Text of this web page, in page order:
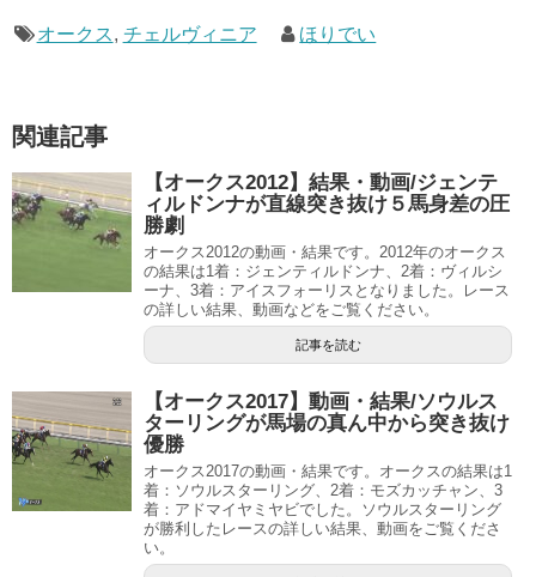
オークス, チェルヴィニア ほりでい
関連記事
【オークス2012】結果・動画/ジェンテ
ィルドンナが直線突き抜け５馬身差の圧
勝劇
オークス2012の動画・結果です。2012年のオークス
の結果は1着：ジェンティルドンナ、2着：ヴィルシ
ーナ、3着：アイスフォーリスとなりました。レース
の詳しい結果、動画などをご覧ください。
記事を読む
【オークス2017】動画・結果/ソウルス
ターリングが馬場の真ん中から突き抜け
優勝
オークス2017の動画・結果です。オークスの結果は1
着：ソウルスターリング、2着：モズカッチャン、3
着：アドマイヤミヤビでした。ソウルスターリング
が勝利したレースの詳しい結果、動画をご覧くださ
い。